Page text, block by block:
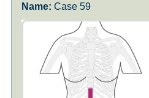
Case 59